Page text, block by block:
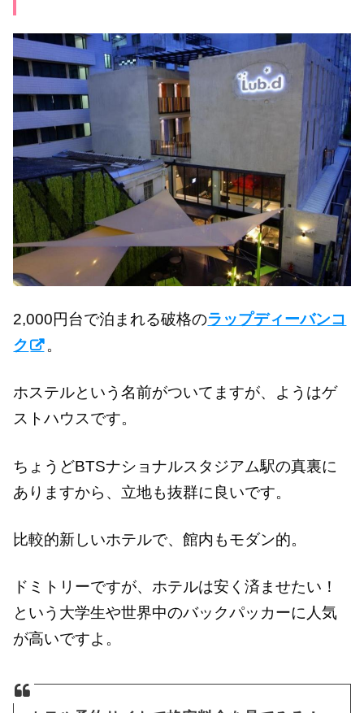
2,000円台で泊まれる破格のラップディーバンコ
ク
。
ホステルという名前がついてますが、ようはゲ
ストハウスです。
ちょうどBTSナショナルスタジアム駅の真裏に
ありますから、立地も抜群に良いです。
比較的新しいホテルで、館内もモダン的。
ドミトリーですが、ホテルは安く済ませたい！
という大学生や世界中のバックパッカーに人気
が高いですよ。